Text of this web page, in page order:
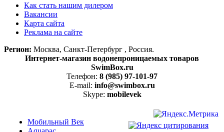
Как стать нашим дилером
Вакансии
Карта сайта
Реклама на сайте
Регион: Москва, Санкт-Петербург , Россия.
Интернет-магазин водонепроницаемых товаров
SwimBox.ru
Телефон: 8 (985) 97-101-97
E-mail: info@swimbox.ru
Skype: mobilevek
Мобильный Век